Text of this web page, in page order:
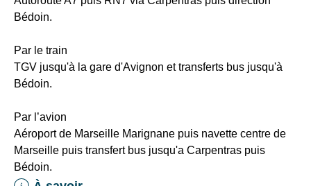
est
centre
permanent
VTT-
Trail.
point
information
avec
de
découvre
le
vacances
de
Céreste
Bédoin.
Par le train
TGV jusqu'à la gare d'Avignon et transferts bus jusqu'à
Bédoin.
Par l’avion
Aéroport de Marseille Marignane puis navette centre de
Marseille puis transfert bus jusqu'a Carpentras puis
Bédoin.